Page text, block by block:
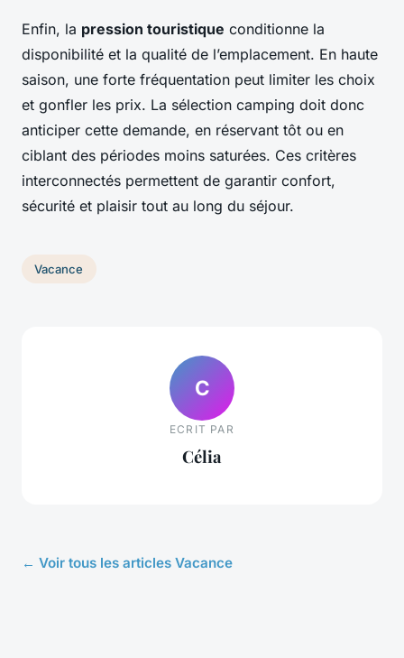
Enfin, la pression touristique conditionne la
disponibilité et la qualité de l’emplacement. En haute
saison, une forte fréquentation peut limiter les choix
et gonfler les prix. La sélection camping doit donc
anticiper cette demande, en réservant tôt ou en
ciblant des périodes moins saturées. Ces critères
interconnectés permettent de garantir confort,
sécurité et plaisir tout au long du séjour.
Vacance
C
ECRIT PAR
Célia
← Voir tous les articles Vacance